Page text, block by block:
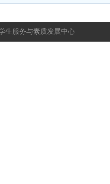
生服务与素质发展中心